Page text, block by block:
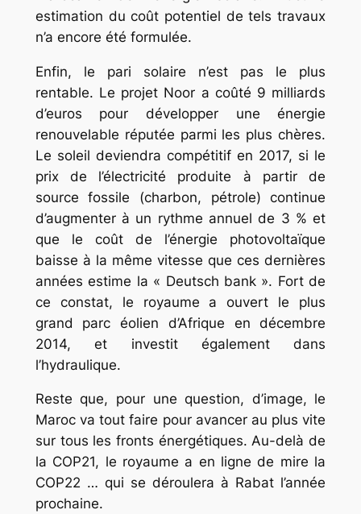
estimation du coût potentiel de tels travaux
n’a encore été formulée.
Enfin, le pari solaire n’est pas le plus
rentable. Le projet Noor a coûté 9 milliards
d’euros pour développer une énergie
renouvelable réputée parmi les plus chères.
Le soleil deviendra compétitif en 2017, si le
prix de l’électricité produite à partir de
source fossile (charbon, pétrole) continue
d’augmenter à un rythme annuel de 3 % et
que le coût de l’énergie photovoltaïque
baisse à la même vitesse que ces dernières
années estime la « Deutsch bank ». Fort de
ce constat, le royaume a ouvert le plus
grand parc éolien d’Afrique en décembre
2014, et investit également dans
l’hydraulique.
Reste que, pour une question, d’image, le
Maroc va tout faire pour avancer au plus vite
sur tous les fronts énergétiques. Au-delà de
la COP21, le royaume a en ligne de mire la
COP22 … qui se déroulera à Rabat l’année
prochaine.